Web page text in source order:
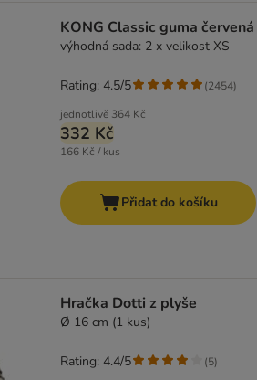
KONG Classic guma červená
výhodná sada: 2 x velikost XS
jednotlivě 364 Kč
332 Kč
166 Kč / kus
Rating: 4.5/5 (2454)
Přidat do košíku
Hračka Dotti z plyše
Ø 16 cm (1 kus)
Rating: 4.4/5 (5)